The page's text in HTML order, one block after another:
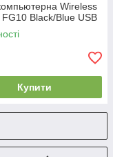
Wireless
FG10 Black/Blue USB
Купити